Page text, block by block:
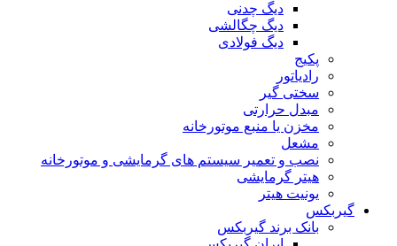
دیگ چدنی
دیگ چگالشی
دیگ فولادی
پکیج
رادیاتور
سختی گیر
مبدل حرارتی
مخزن یا منبع موتورخانه
مشعل
نصب و تعمیر سیستم های گرمایشی و موتورخانه
هیتر گرمایشی
یونیت هیتر
گیربکس
بانک برند گیربکس